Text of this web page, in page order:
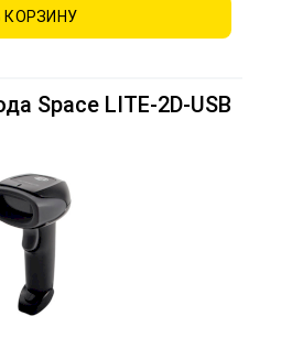
КОРЗИНУ
Space LITE-2D-USB